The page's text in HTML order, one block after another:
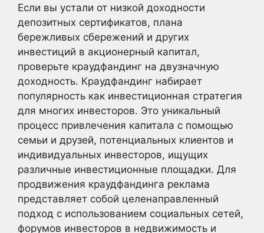
Если вы устали от низкой доходности
депозитных сертификатов, плана
бережливых сбережений и других
инвестиций в акционерный капитал,
проверьте краудфандинг на двузначную
доходность. Краудфандинг набирает
популярность как инвестиционная стратегия
для многих инвесторов. Это уникальный
процесс привлечения капитала с помощью
семьи и друзей, потенциальных клиентов и
индивидуальных инвесторов, ищущих
различные инвестиционные площадки. Для
продвижения краудфандинга реклама
представляет собой целенаправленный
подход с использованием социальных сетей,
форумов инвесторов в недвижимость и